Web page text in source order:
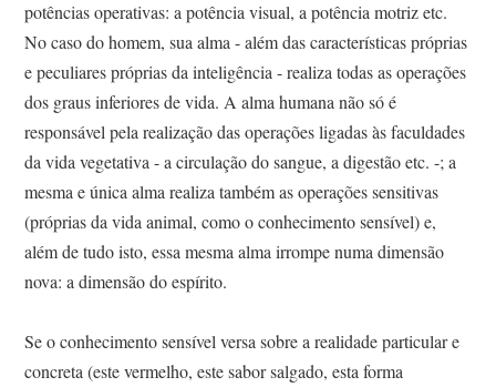
potências operativas: a potência visual, a potência motriz etc.
No caso do homem, sua alma - além das características próprias
e peculiares próprias da inteligência - realiza todas as operações
dos graus inferiores de vida. A alma humana não só é
responsável pela realização das operações ligadas às faculdades
da vida vegetativa - a circulação do sangue, a digestão etc. -; a
mesma e única alma realiza também as operações sensitivas
(próprias da vida animal, como o conhecimento sensível) e,
além de tudo isto, essa mesma alma irrompe numa dimensão
nova: a dimensão do espírito.
Se o conhecimento sensível versa sobre a realidade particular e
concreta (este vermelho, este sabor salgado, esta forma